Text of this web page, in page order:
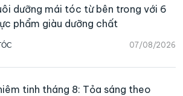
07/08/2026
dưỡng mái tóc từ bên trong với 6
phẩm giàu dưỡng chất
tinh tháng 8: Tỏa sáng theo